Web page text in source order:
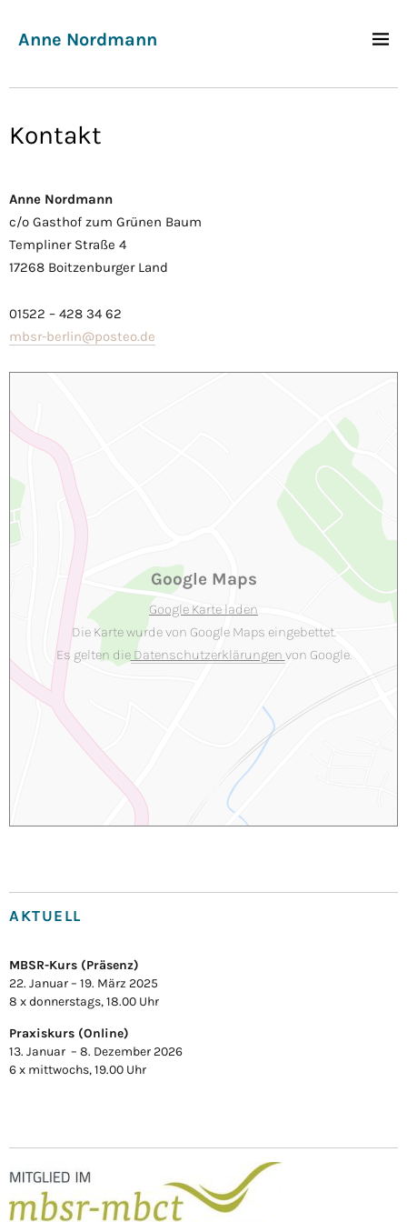
Anne Nordmann
Kontakt
Anne Nordmann
c/o Gasthof zum Grünen Baum
Templiner Straße 4
17268 Boitzenburger Land
01522 – 428 34 62
mbsr-berlin@posteo.de
Google Maps
Google Karte laden
Die Karte wurde von Google Maps eingebettet.
Es gelten dieDatenschutzerklärungen von Google.
AKTUELL
MBSR-Kurs (Präsenz)
22. Januar – 19. März 2025
8 x donnerstags, 18.00 Uhr
Praxiskurs (Online)
13. Januar – 8. Dezember 2026
6 x mittwochs, 19.00 Uhr